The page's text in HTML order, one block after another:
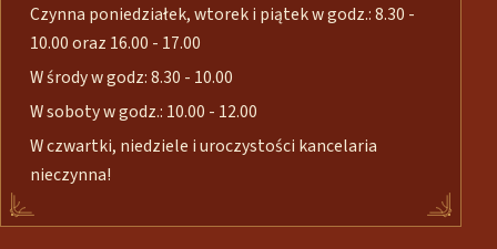
Czynna poniedziałek, wtorek i piątek w godz.: 8.30 -
10.00 oraz 16.00 - 17.00
W środy w godz: 8.30 - 10.00
W soboty w godz.: 10.00 - 12.00
W czwartki, niedziele i uroczystości kancelaria
nieczynna!